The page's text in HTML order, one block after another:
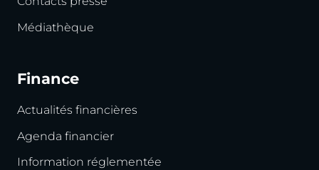
Médiathèque
Finance
Actualités financières
Agenda financier
Information réglementée